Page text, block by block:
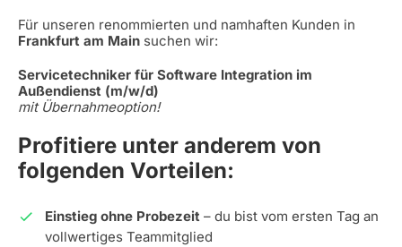
Für unseren renommierten und namhaften Kunden in
Frankfurt am Main suchen wir:
Servicetechniker für Software Integration im
Außendienst (m/w/d)
mit Übernahmeoption!
Profitiere unter anderem von
folgenden Vorteilen:
Einstieg ohne Probezeit – du bist vom ersten Tag an
vollwertiges Teammitglied